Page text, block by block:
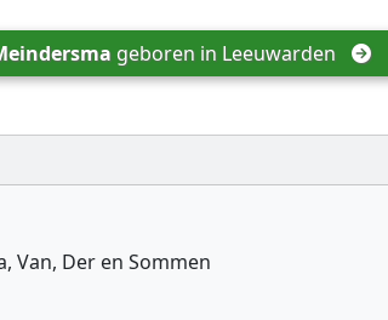
geboren in Leeuwarden
Van, Der en Sommen